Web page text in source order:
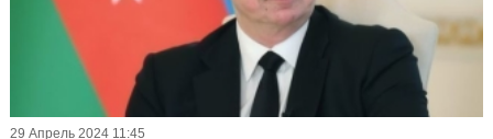
29 Апрель 2024 11:45